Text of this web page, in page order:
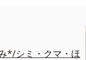
*/シミ・クマ・ほ